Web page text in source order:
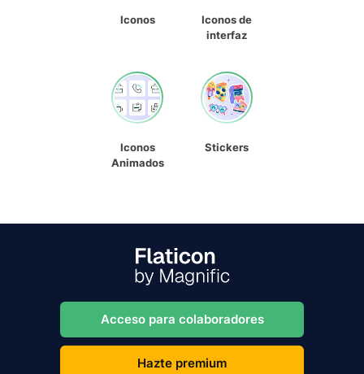
Iconos
Iconos de
interfaz
Iconos
Animados
Stickers
Acceso para colaboradores
Hazte premium